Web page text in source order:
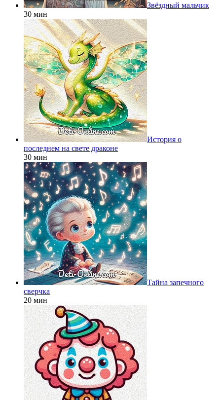
Звёздный мальчик
30 мин
История о
последнем на свете драконе
30 мин
Тайна запечного
сверчка
20 мин